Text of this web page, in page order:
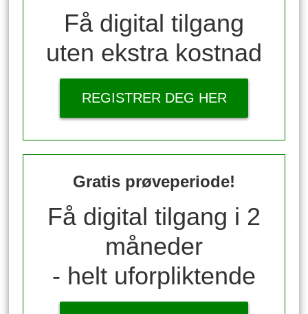
Få digital tilgang
uten ekstra kostnad
REGISTRER DEG HER
Gratis prøveperiode!
Få digital tilgang i 2
måneder
- helt uforpliktende